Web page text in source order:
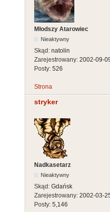
Młodszy Atarowiec
Nieaktywny
Skąd: natolin
Zarejestrowany: 2002-09-
Posty: 526
Strona
stryker
Nadkasetarz
Nieaktywny
Skąd: Gdańsk
Zarejestrowany: 2002-03-
Posty: 5,146